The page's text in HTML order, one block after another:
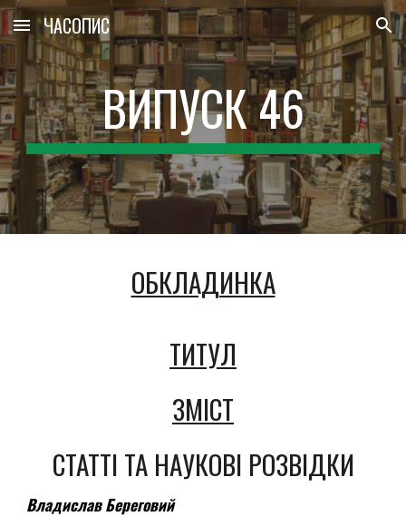
Skip to main content Skip to navigation
ЧАСОПИС
ВИПУСК 46
ОБКЛАДИНКА
ТИТУЛ
ЗМІСТ
СТАТТІ ТА НАУКОВІ РОЗВІДКИ
Владислав Береговий